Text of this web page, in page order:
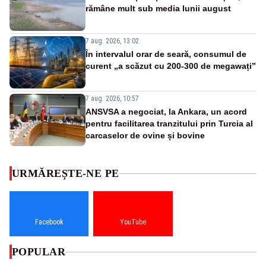
rămâne mult sub media lunii august
7 aug. 2026, 13:02
În intervalul orar de seară, consumul de
curent „a scăzut cu 200-300 de megawați”
7 aug. 2026, 10:57
ANSVSA a negociat, la Ankara, un acord
pentru facilitarea tranzitului prin Turcia al
carcaselor de ovine și bovine
URMĂREȘTE-NE PE
Facebook YouTube
POPULAR